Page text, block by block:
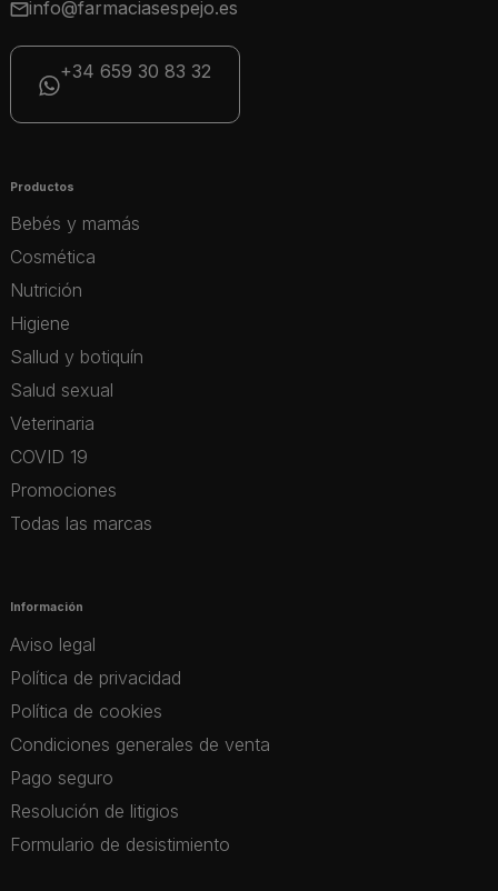
info@farmaciasespejo.es
+34 659 30 83 32
Productos
Bebés y mamás
Cosmética
Nutrición
Higiene
Sallud y botiquín
Salud sexual
Veterinaria
COVID 19
Promociones
Todas las marcas
Información
Aviso legal
Política de privacidad
Política de cookies
Condiciones generales de venta
Pago seguro
Resolución de litigios
Formulario de desistimiento